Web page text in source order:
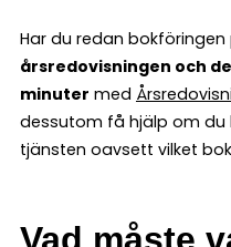
Har du redan
årsredovisningen och
minuter med
dessutom få hjälp om du
tjänsten oavsett vilket
Vad måste